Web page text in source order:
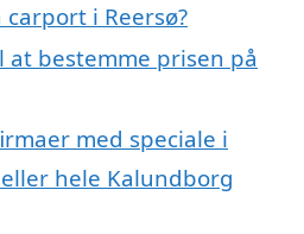
i Reersø?
at bestemme prisen på
med speciale i
hele Kalundborg